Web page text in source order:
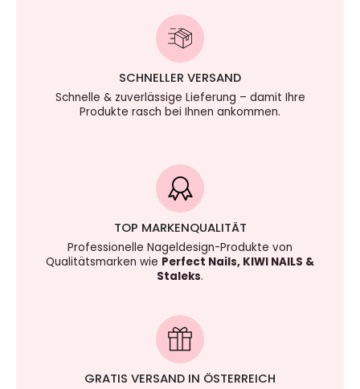
SCHNELLER VERSAND
Schnelle & zuverlässige Lieferung – damit Ihre
Produkte rasch bei Ihnen ankommen.
TOP MARKENQUALITÄT
Professionelle Nageldesign-Produkte von
Qualitätsmarken wie Perfect Nails, KIWI NAILS &
Staleks.
GRATIS VERSAND IN ÖSTERREICH